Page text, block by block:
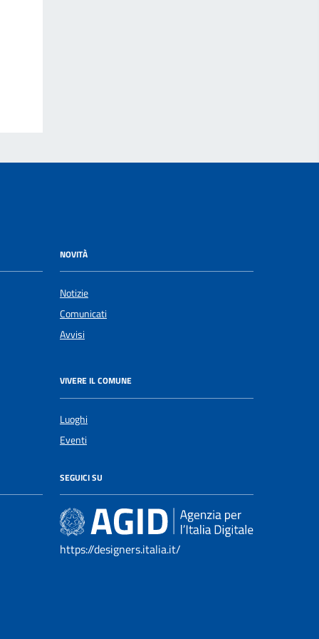
NOVITÀ
Notizie
Comunicati
Avvisi
VIVERE IL COMUNE
Luoghi
Eventi
SEGUICI SU
https://designers.italia.it/